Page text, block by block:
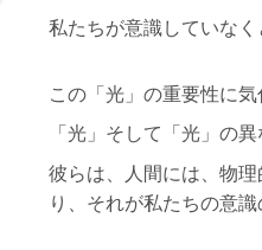
私たちが意識していな
この「光」の重要性に
「光」そして「光」の
彼らは、人間には、物
り、それが私たちの意